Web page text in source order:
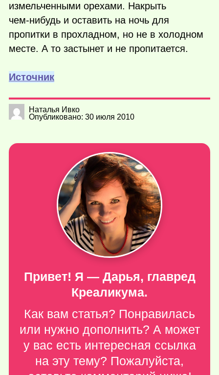
измельченными орехами. Накрыть
чем-нибудь и оставить на ночь для
пропитки в прохладном, но не в холодном
месте. А то застынет и не пропитается.
Источник
Наталья Ивко
Опубликовано: 30 июля 2010
Привет! Я — Дарья, главред
Креаликума.
Как вам статья? Понравилась
или нужно дополнить? А может
у вас есть интересная ссылка
на эту тему? Пожалуйста,